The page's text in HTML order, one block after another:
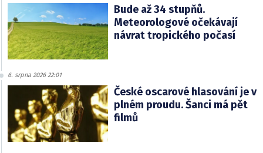
Bude až 34 stupňů.
Meteorologové očekávají
návrat tropického počasí
6. srpna 2026 22:01
České oscarové hlasování je v
plném proudu. Šanci má pět
filmů